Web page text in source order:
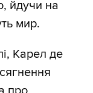
йдучи на
мир.
Карел де